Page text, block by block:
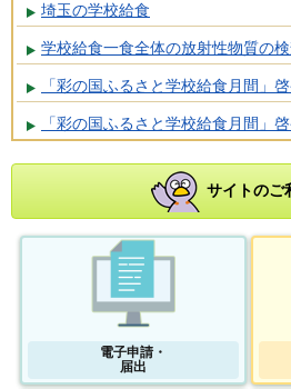
埼玉の学校給食
学校給食一食全体の放射性物質の
「彩の国ふるさと学校給食月間」
「彩の国ふるさと学校給食月間」
サイトのご
電子申請・
届出